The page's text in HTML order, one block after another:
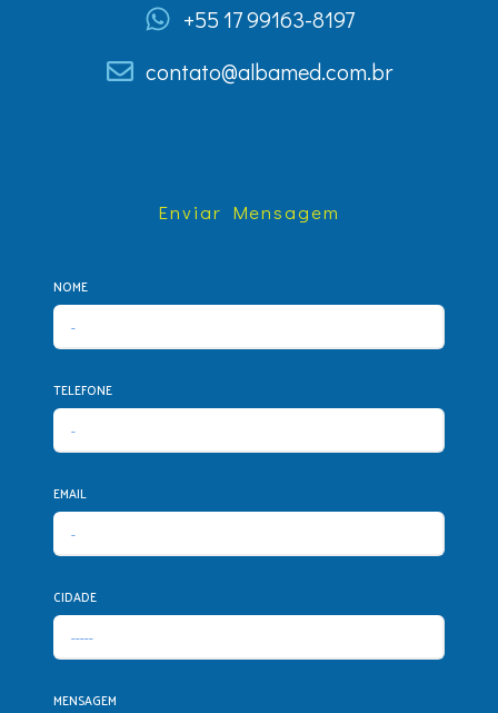
+55 17 99163-8197
contato@albamed.com.br
Enviar Mensagem
NOME
TELEFONE
EMAIL
CIDADE
MENSAGEM